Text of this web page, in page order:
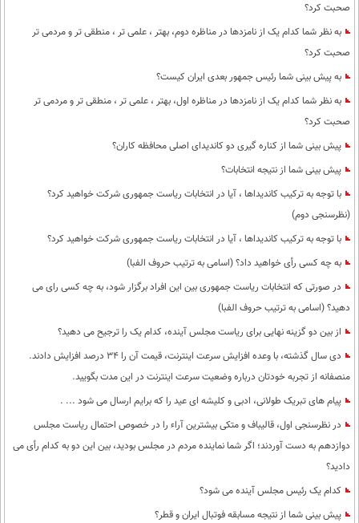
صحبت کرد؟
به نظر شما کدام یک از نامزدها در مناظره دوم، بهتر ، علمی تر ، منطقی تر و مردمی تر
صحبت کرد؟
به پیش بینی شما رئیس جمهور بعدی ایران کیست؟
به نظر شما کدام یک از نامزدها در مناظره اول، بهتر ، علمی تر ، منطقی تر و مردمی تر
صحبت کرد؟
پیش بینی شما از کناره گیری دو کاندیدای اصلی محافظه کاران؟
پیش بینی شما از نتیجه انتخابات؟
با توجه به ترکیب کاندیداها ، آیا در انتخابات ریاست جمهوری شرکت خواهید کرد؟
(نظرسنجی دوم)
با توجه به ترکیب کاندیداها ، آیا در انتخابات ریاست جمهوری شرکت خواهید کرد؟
به چه کسی رأی خواهید داد؟ (اسامی به ترتیب حروف الفبا)
در صورتی که انتخابات ریاست جمهوری بین این افراد برگزار شود، به چه کسی رای می
دهید؟ (اسامی به ترتیب حروف الفبا)
از بین دو گزینه نهایی برای ریاست مجلس آینده، کدام یک را ترجیح می دهید؟
دی سال گذشته، با وعده افزایش سرعت اینترنت، قیمت آن را 34 درصد افزایش دادند.
منصفانه از تجربه خودتان درباره وضعیت سرعت اینترنت در این مدت بگویید.
پیام های تبریک طولانی، ادبی و کلیشه ای عید را که برایم ارسال می شود ... .
در نظرسنجی اول، قالیباف و متکی بیشترین آراء را در خصوص احتمال ریاست مجلس
دوازدهم به دست آوردند؛ اگر شما نماینده مردم در مجلس بودید، بین این دو به کدام رأی می
دادید؟
کدام یک رئیس مجلس آینده می شود؟
پیش بینی شما از نتیجه مسابقه فوتبال ایران و قطر؟